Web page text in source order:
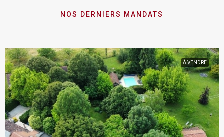
NOS DERNIERS MANDATS
À VENDRE